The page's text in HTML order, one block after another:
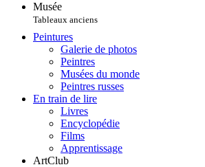
Musée
Tableaux anciens
Peintures
Galerie de photos
Peintres
Musées du monde
Peintres russes
En train de lire
Livres
Encyclopédie
Films
Apprentissage
ArtClub